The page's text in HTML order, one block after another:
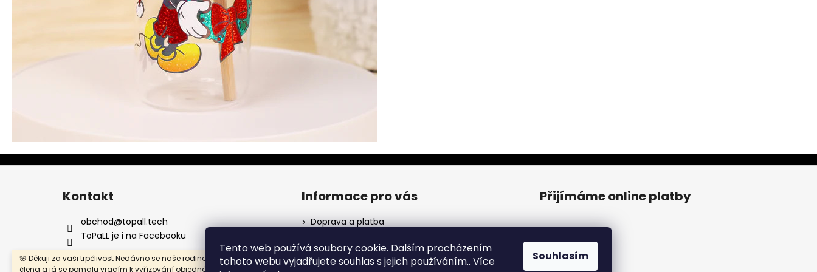
Tento web používá soubory cookie. Dalším procházením
tohoto webu vyjadřujete souhlas s jejich používáním.. Více
Souhlasím
🌸 Děkuji za vaši trpělivost Nedávno se naše rodina rozrostla o nového
člena a já se pomalu vracím k vyřizování objednávek. Prosím vás
Kontakt
obchod@topall.tech
ToPaLL je i na Facebooku
Informace pro vás
Doprava a platba
Podmínky ochrany osobních údajů
Přijímáme online platby